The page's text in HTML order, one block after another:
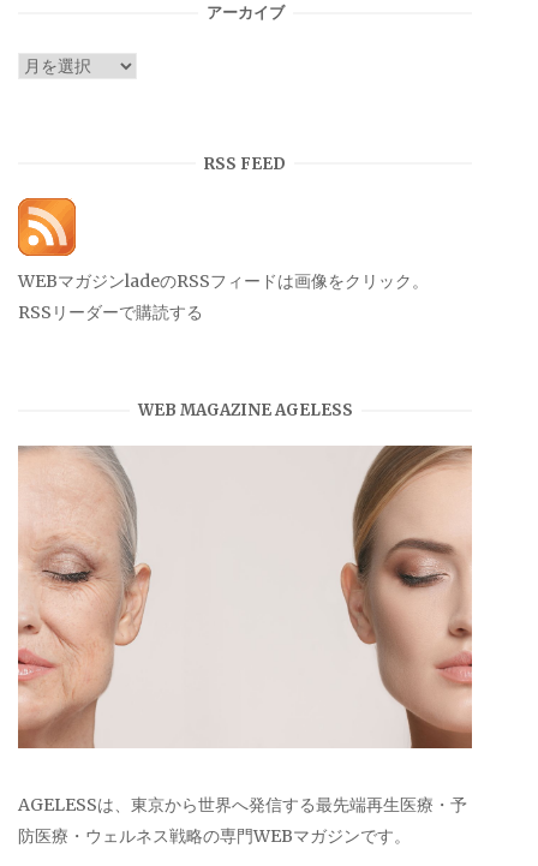
アーカイブ
ア
RSS FEED
WEBマガジンladeのRSSフィードは画像をクリック。
RSSリーダーで購読する
WEB MAGAZINE AGELESS
AGELESSは、東京から世界へ発信する最先端再生医療・予
防医療・ウェルネス戦略の専門WEBマガジンです。